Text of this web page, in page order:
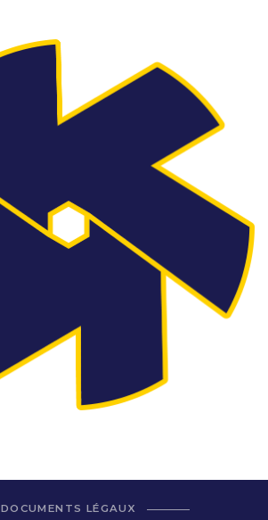
DOCUMENTS LÉGAUX